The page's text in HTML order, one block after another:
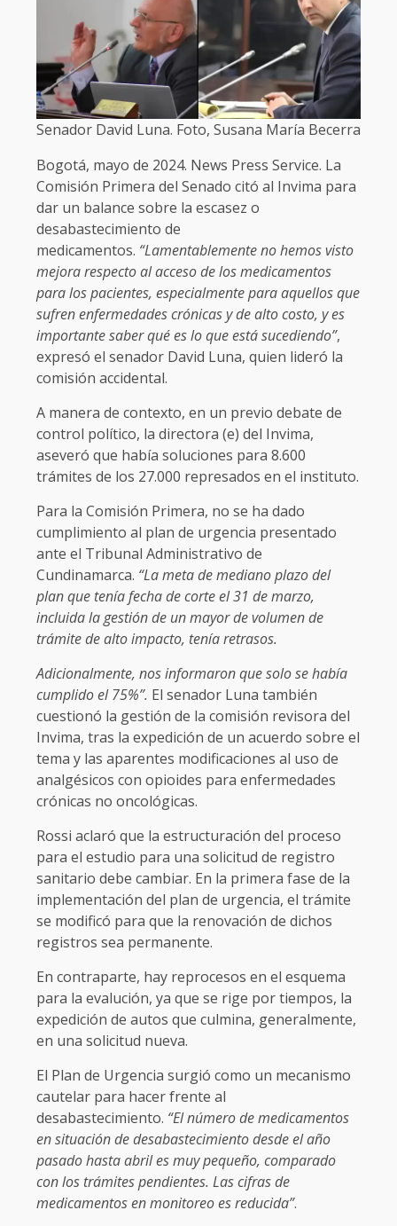
Senador David Luna. Foto, Susana María Becerra
Bogotá, mayo de 2024. News Press Service. La
Comisión Primera del Senado citó al Invima para
dar un balance sobre la escasez o
desabastecimiento de
medicamentos. “Lamentablemente no hemos visto
mejora respecto al acceso de los medicamentos
para los pacientes, especialmente para aquellos que
sufren enfermedades crónicas y de alto costo, y es
importante saber qué es lo que está sucediendo”,
expresó el senador David Luna, quien lideró la
comisión accidental.
A manera de contexto, en un previo debate de
control político, la directora (e) del Invima,
aseveró que había soluciones para 8.600
trámites de los 27.000 represados en el instituto.
Para la Comisión Primera, no se ha dado
cumplimiento al plan de urgencia presentado
ante el Tribunal Administrativo de
Cundinamarca. “La meta de mediano plazo del
plan que tenía fecha de corte el 31 de marzo,
incluida la gestión de un mayor de volumen de
trámite de alto impacto, tenía retrasos.
Adicionalmente, nos informaron que solo se había
cumplido el 75%”. El senador Luna también
cuestionó la gestión de la comisión revisora del
Invima, tras la expedición de un acuerdo sobre el
tema y las aparentes modificaciones al uso de
analgésicos con opioides para enfermedades
crónicas no oncológicas.
Rossi aclaró que la estructuración del proceso
para el estudio para una solicitud de registro
sanitario debe cambiar. En la primera fase de la
implementación del plan de urgencia, el trámite
se modificó para que la renovación de dichos
registros sea permanente.
En contraparte, hay reprocesos en el esquema
para la evalución, ya que se rige por tiempos, la
expedición de autos que culmina, generalmente,
en una solicitud nueva.
El Plan de Urgencia surgió como un mecanismo
cautelar para hacer frente al
desabastecimiento. “El número de medicamentos
en situación de desabastecimiento desde el año
pasado hasta abril es muy pequeño, comparado
con los trámites pendientes. Las cifras de
medicamentos en monitoreo es reducida”.